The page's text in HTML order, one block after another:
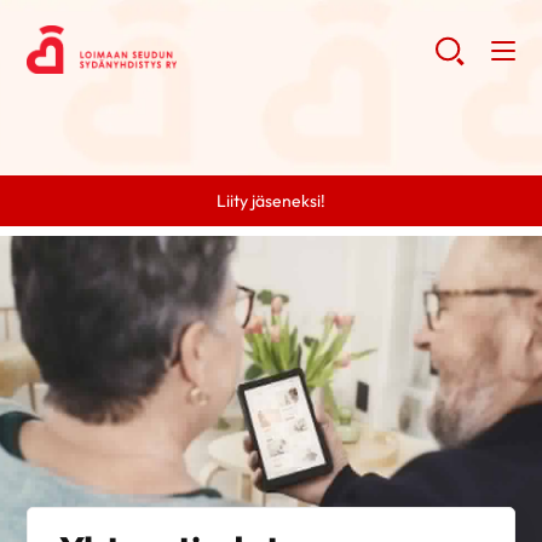
Liity jäseneksi!